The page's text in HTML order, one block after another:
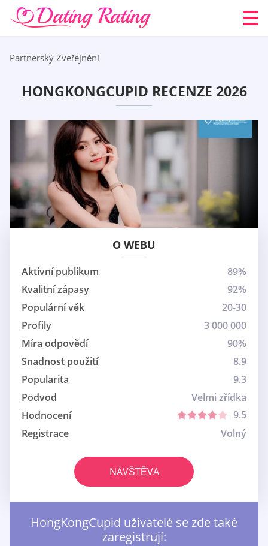
Partnerský Zveřejnění
HONGKONGCUPID RECENZE 2026
O WEBU
Aktivní publikum
89%
Kvalitní zápasy
92%
Populární věk
20-30
Profily
3 000 000
Míra odpovědí
90%
Snadnost použití
8.9
Popularita
9.3
Podvod
Velmi zřídka
Hodnocení
9.5
Registrace
Volný
NÁVŠTĚVA
HongKongCupid uživatelé se zde také
zaregistrují: